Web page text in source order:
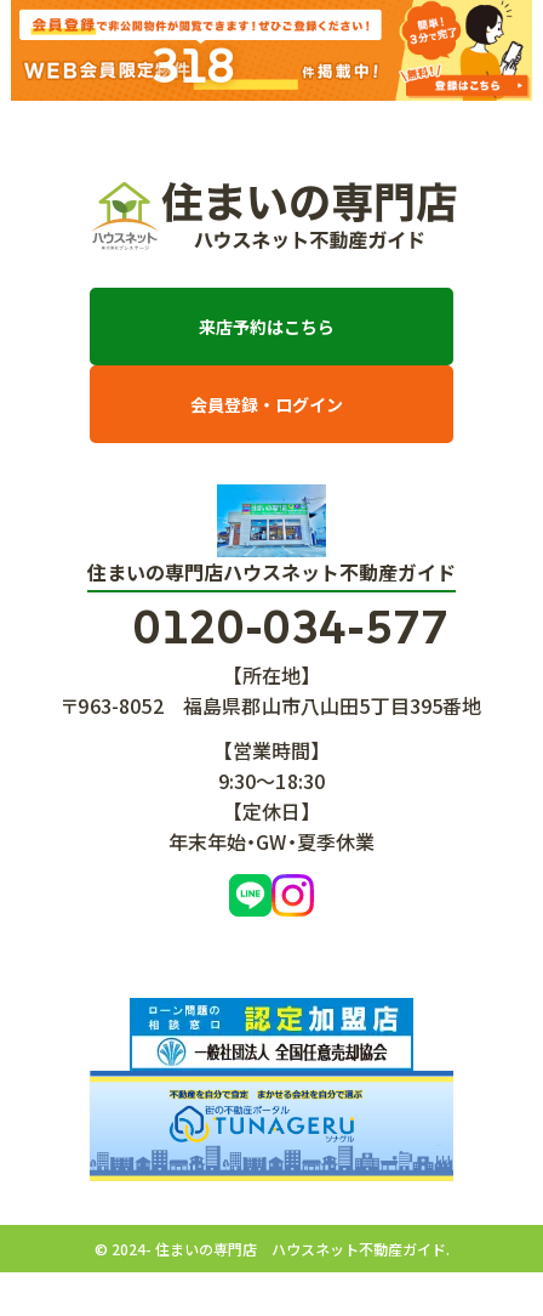
318
来店予約はこちら
会員登録・ログイン
住まいの専門店ハウスネット不動産ガイド
0120-034-577
【所在地】
〒963-8052
福島県郡山市八山田5丁目395番地
【営業時間】
9:30～18:30
【定休日】
年末年始・GW・夏季休業
© 2024- 住まいの専門店 ハウスネット不動産ガイド.